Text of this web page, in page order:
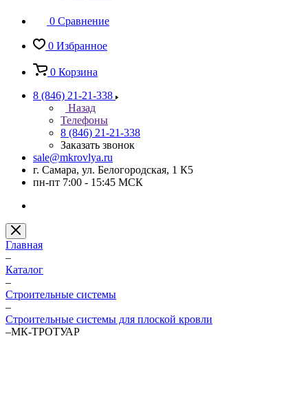
0 Сравнение
0 Избранное
0 Корзина
8 (846) 21-21-338
Назад
Телефоны
8 (846) 21-21-338
Заказать звонок
sale@mkrovlya.ru
г. Самара, ул. Белогородская, 1 К5
пн-пт 7:00 - 15:45 МСК
Главная
–
Каталог
–
Строительные системы
–
Строительные системы для плоской кровли
–МК-ТРОТУАР